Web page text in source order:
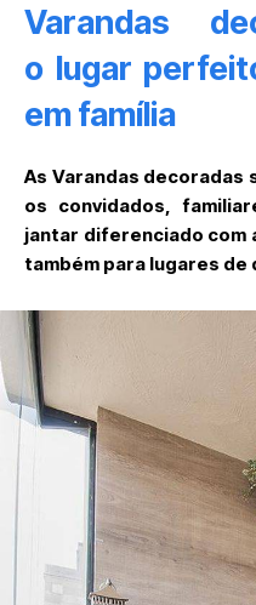
Varandas
o lugar
em família
As Varandas
os convidados,
jantar diferenciado com
também para lugares